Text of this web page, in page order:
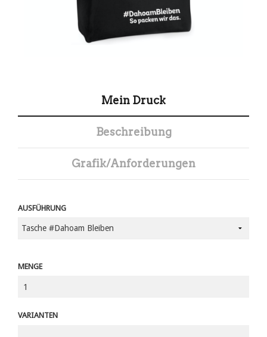
Mein Druck
Beschreibung
Grafik/Anforderungen
AUSFÜHRUNG
MENGE
VARIANTEN